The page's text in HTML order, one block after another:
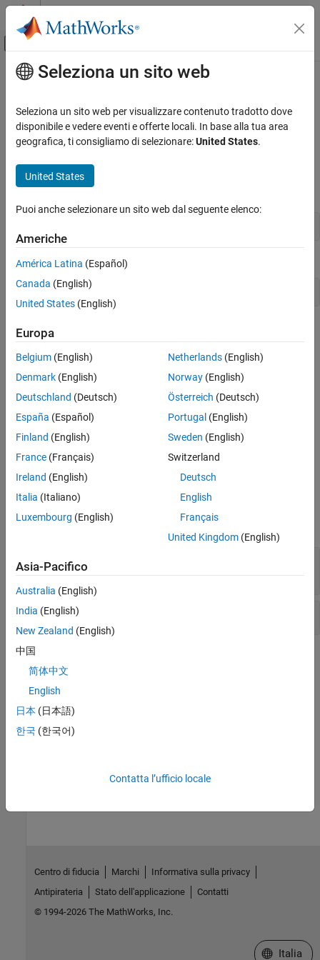
Vai al contenuto
Attiva/disattiva menu di navigazione
Pagina iniziale della documentazione
External Language Interfaces
COM with MATLAB
MinimizeCommandWindow
ON THIS PAGE
Examples
Contenuto principale
MinimizeCommandWindow
Minimize size of Automation server window
Synopsis
Microsoft Visual Basic
MinimizeCommandWindow
MATLAB
MinimizeCommandWindow(h)
Description
attached to handle
, and makes it inactive.
If the server window was already in a minimized state,
Examples
expand all
Adjust MATLAB Command Window in Visual
Basic .NET
Adjust MATLAB Command Window in VBA
Version History
Introduced before R2006a
See Also
How useful was this information?
Seleziona un sito web
Seleziona un sito web per visualizzare contenuto tradotto dove
disponibile e vedere eventi e offerte locali. In base alla tua area
geografica, ti consigliamo di selezionare:United States.
United States
Puoi anche selezionare un sito web dal seguente elenco:
Americhe
América Latina (Español)
Canada (English)
United States (English)
Europa
Belgium (English)
Denmark (English)
Deutschland (Deutsch)
España (Español)
Finland (English)
France (Français)
Ireland (English)
Italia (Italiano)
Luxembourg (English)
Netherlands(English)
Norway(English)
Österreich (Deutsch)
Portugal (English)
Sweden (English)
Switzerland
Deutsch
English
Français
United Kingdom(English)
Asia-Pacifico
Australia (English)
India (English)
New Zealand (English)
中国
简体中文
English
日本 (日本語)
한국 (한국어)
Contatta l’ufficio locale
Centro di fiducia Marchi
Informativa sulla privacy
Antipirateria
Stato dell'applicazione
Contatti
© 1994-2026 The MathWorks, Inc.
Seleziona
Italia